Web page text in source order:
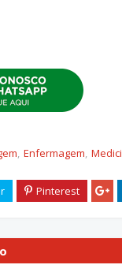
Enfermagem